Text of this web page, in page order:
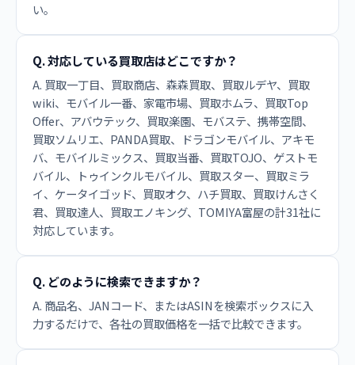
い。
Q. 対応している買取店はどこですか？
A. 買取一丁目、買取商店、森森買取、買取ルデヤ、買取
wiki、モバイル一番、家電市場、買取ホムラ、買取Top
Offer、アバウテック、買取楽園、モバステ、携帯空間、
買取ソムリエ、PANDA買取、ドラゴンモバイル、アキモ
バ、モバイルミックス、買取当番、買取TOJO、ゲストモ
バイル、トゥインクルモバイル、買取スター、買取ミラ
イ、ケータイゴッド、買取オク、ハチ買取、買取けんさく
君、買取達人、買取エノキング、TOMIYA富屋の計31社に
対応しています。
Q. どのように検索できますか？
A. 商品名、JANコード、またはASINを検索ボックスに入
力するだけで、各社の買取価格を一括で比較できます。